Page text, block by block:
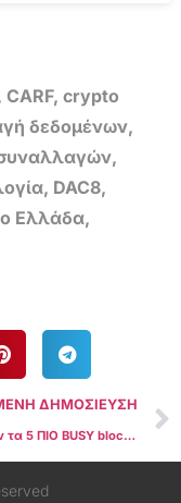
CARF, crypto
δεδομένων,
,
, DAC8,
Ελλάδα,
ΔΗΜΟΣΙΕΥΣΗ
Αυτά ήταν τα 5 ΠΙΟ BUSY blockchains του 2025 – Το #1 δεν το πλησίασε ΚΑΝΕΙΣ